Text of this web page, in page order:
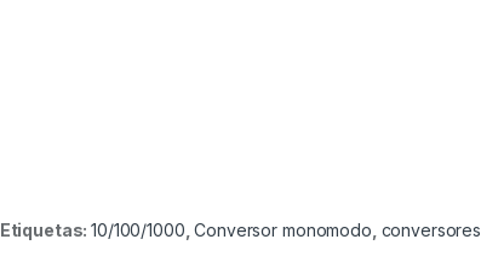
Etiquetas:10/100/1000 ,Conversor monomodo conversores